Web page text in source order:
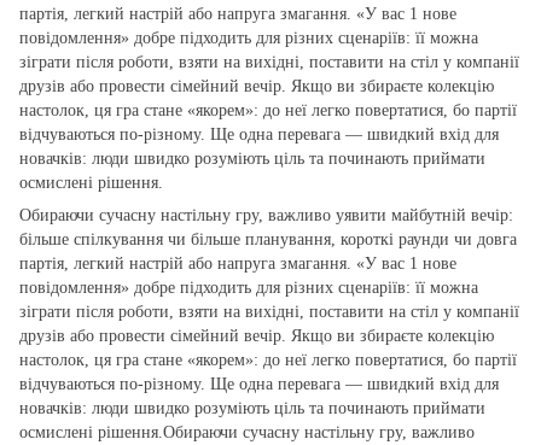
партія, легкий настрій або напруга змагання. «У вас 1 нове
повідомлення» добре підходить для різних сценаріїв: її можна
зіграти після роботи, взяти на вихідні, поставити на стіл у компанії
друзів або провести сімейний вечір. Якщо ви збираєте колекцію
настолок, ця гра стане «якорем»: до неї легко повертатися, бо партії
відчуваються по‑різному. Ще одна перевага — швидкий вхід для
новачків: люди швидко розуміють ціль та починають приймати
осмислені рішення.
Обираючи сучасну настільну гру, важливо уявити майбутній вечір:
більше спілкування чи більше планування, короткі раунди чи довга
партія, легкий настрій або напруга змагання. «У вас 1 нове
повідомлення» добре підходить для різних сценаріїв: її можна
зіграти після роботи, взяти на вихідні, поставити на стіл у компанії
друзів або провести сімейний вечір. Якщо ви збираєте колекцію
настолок, ця гра стане «якорем»: до неї легко повертатися, бо партії
відчуваються по‑різному. Ще одна перевага — швидкий вхід для
новачків: люди швидко розуміють ціль та починають приймати
осмислені рішення.Обираючи сучасну настільну гру, важливо